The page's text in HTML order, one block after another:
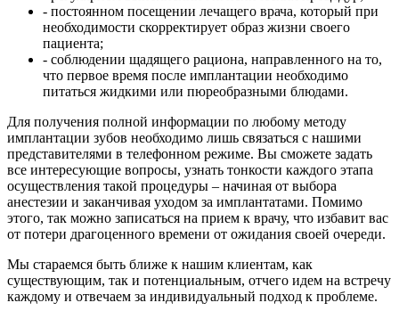
- постоянном посещении лечащего врача, который при
необходимости скорректирует образ жизни своего
пациента;
- соблюдении щадящего рациона, направленного на то,
что первое время после имплантации необходимо
питаться жидкими или пюреобразными блюдами.
Для получения полной информации по любому методу
имплантации зубов необходимо лишь связаться с нашими
представителями в телефонном режиме. Вы сможете задать
все интересующие вопросы, узнать тонкости каждого этапа
осуществления такой процедуры – начиная от выбора
анестезии и заканчивая уходом за имплантатами. Помимо
этого, так можно записаться на прием к врачу, что избавит вас
от потери драгоценного времени от ожидания своей очереди.
Мы стараемся быть ближе к нашим клиентам, как
существующим, так и потенциальным, отчего идем на встречу
каждому и отвечаем за индивидуальный подход к проблеме.